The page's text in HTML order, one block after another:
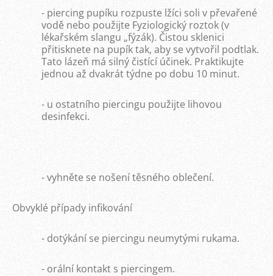
- piercing pupíku rozpuste lžíci soli v převařené
vodě nebo použijte Fyziologický roztok (v
lékařském slangu „fýzák). Čistou sklenici
přitisknete na pupík tak, aby se vytvořil podtlak.
Tato lázeň má silný čistící účinek. Praktikujte
jednou až dvakrát týdne po dobu 10 minut.
- u ostatního piercingu použijte lihovou
desinfekci.
- vyhněte se nošení těsného oblečení.
Obvyklé případy infikování
- dotýkání se piercingu neumytými rukama.
- orální kontakt s piercingem.